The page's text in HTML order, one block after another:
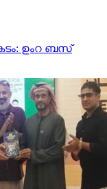
ഉംറ ബസ്